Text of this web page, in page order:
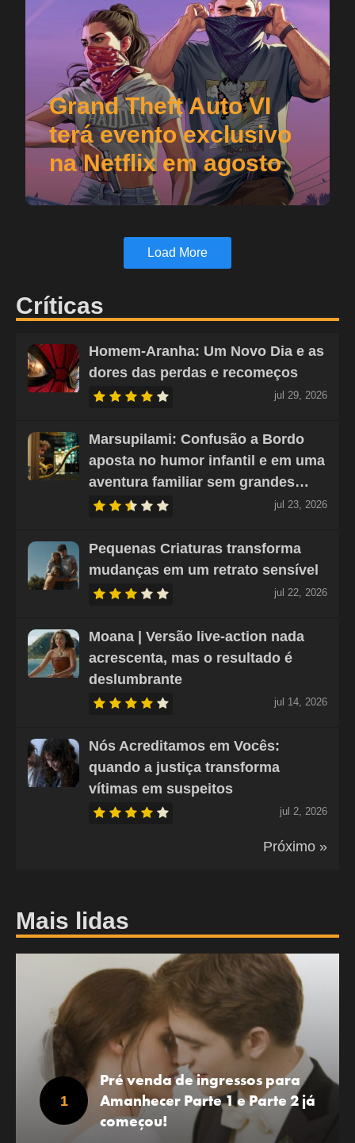
Grand Theft Auto VI
terá evento exclusivo
na Netflix em agosto
Load More
Críticas
Homem-Aranha: Um Novo Dia e as
dores das perdas e recomeços
jul 29, 2026
Marsupilami: Confusão a Bordo
aposta no humor infantil e em uma
aventura familiar sem grandes…
jul 23, 2026
Pequenas Criaturas transforma
mudanças em um retrato sensível
jul 22, 2026
Moana | Versão live-action nada
acrescenta, mas o resultado é
deslumbrante
jul 14, 2026
Nós Acreditamos em Vocês:
quando a justiça transforma
vítimas em suspeitos
jul 2, 2026
Próximo »
Mais lidas
Pré venda de ingressos para
Amanhecer Parte 1 e Parte 2 já
começou!